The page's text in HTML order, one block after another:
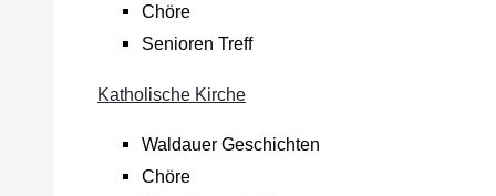
Chöre
Senioren Treff
Katholische Kirche
Waldauer Geschichten
Chöre